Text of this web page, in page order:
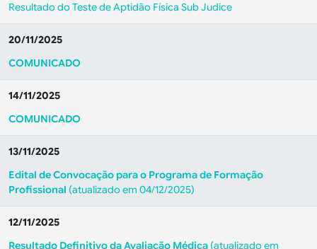
Resultado do Teste de Aptidão Física Sub Judice
20/11/2025
COMUNICADO
14/11/2025
COMUNICADO
13/11/2025
Edital de Convocação para o Programa de Formação
Profissional (atualizado em 04/12/2025)
12/11/2025
Resultado Definitivo da Avaliação Médica (atualizado em